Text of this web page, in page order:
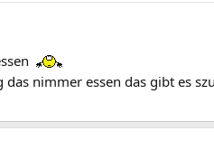
nimmer essen das gibt es